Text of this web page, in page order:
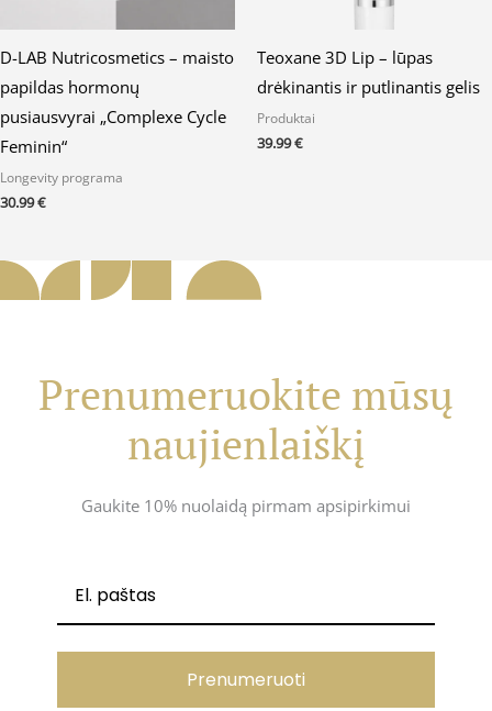
D-LAB Nutricosmetics – maisto
papildas hormonų
pusiausvyrai „Complexe Cycle
Feminin“
Longevity programa
30.99€
Teoxane 3D Lip – lūpas
drėkinantis ir putlinantis gelis
Produktai
39.99€
Prenumeruokite mūsų
naujienlaiškį
Gaukite 10% nuolaidą pirmam apsipirkimui
Prenumeruoti